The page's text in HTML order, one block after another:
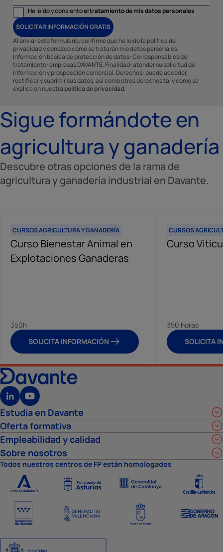
He leído y consientoel tratamiento de mis datos personales
SOLICITAR INFORMACIÓN GRATIS
Al enviar este formulario, confirmo que he leído la política de
privacidad y conozco cómo se tratarán mis datos personales.
Información básica de protección de datos: Corresponsables del
tratamiento: empresas DAVANTE. Finalidad: atender su solicitud de
información y prospección comercial. Derechos: puede acceder,
rectificar y suprimir sus datos, así como otros derechos tal y como se
explica en nuestra política de privacidad.
Sigue formándote en
agricultura y ganadería
Descubre otras opciones de la rama de
agricultura y ganadería industrial en Davante.
CURSOS AGRICULTURA Y GANADERÍA
Curso Bienestar Animal en
Explotaciones Ganaderas
350h
SOLICITA INFORMACIÓN
CURSOS
Curso
350 horas
SOLICITA
Estudia en Davante
Oferta formativa
Empleabilidad y calidad
Sobre nosotros
Todos nuestros centros de FP están homologados